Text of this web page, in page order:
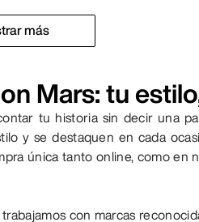
más
Mars: tu
tu historia sin decir una
y se destaquen en cada
única tanto online, como en
con marcas